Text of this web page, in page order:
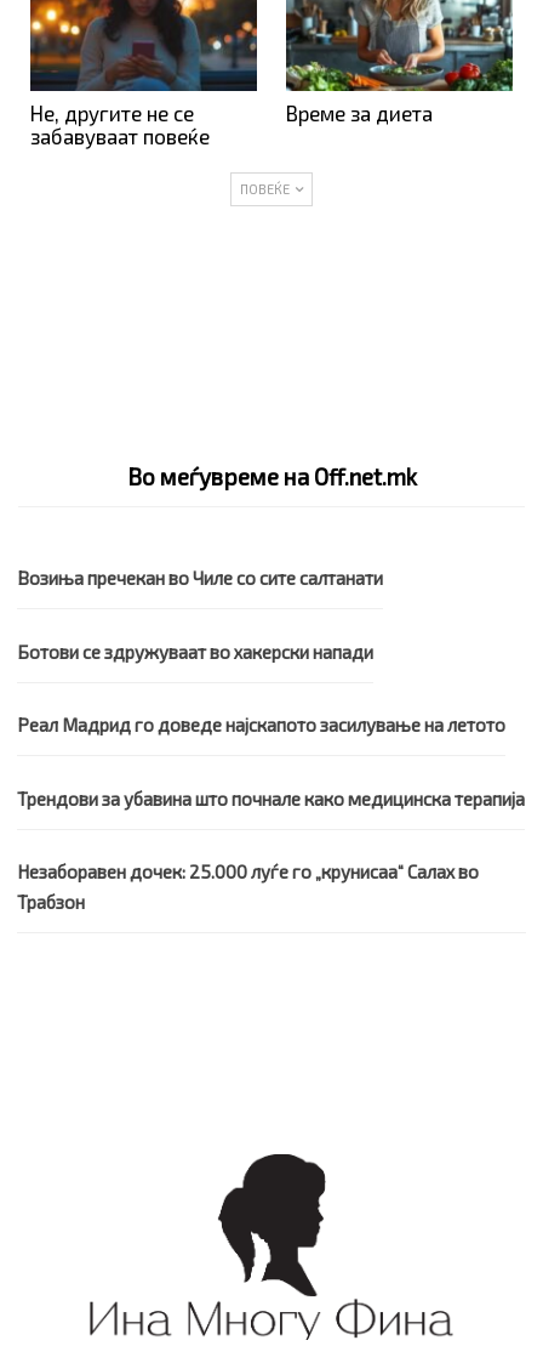
Не, другите не се
забавуваат повеќе
Време за диета
ПОВЕЌЕ
Во меѓувреме на Off.net.mk
Возиња пречекан во Чиле со сите салтанати
Ботови се здружуваат во хакерски напади
Реал Мадрид го доведе најскапото засилување на летото
Трендови за убавина што почнале како медицинска терапија
Незаборавен дочек: 25.000 луѓе го „крунисаа“ Салах во
Трабзон